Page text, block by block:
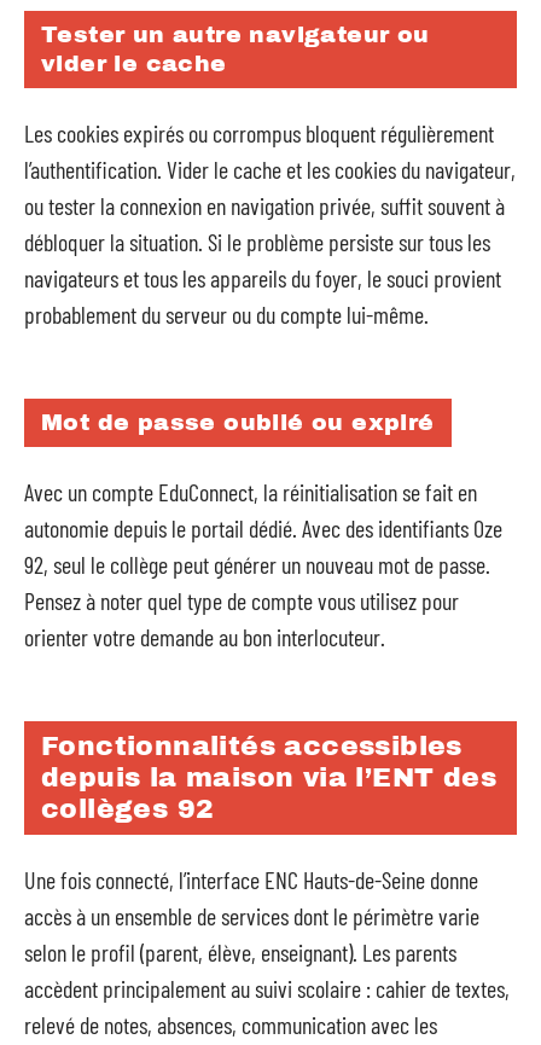
Tester un autre navigateur ou
vider le cache
Les cookies expirés ou corrompus bloquent régulièrement
l’authentification. Vider le cache et les cookies du navigateur,
ou tester la connexion en navigation privée, suffit souvent à
débloquer la situation. Si le problème persiste sur tous les
navigateurs et tous les appareils du foyer, le souci provient
probablement du serveur ou du compte lui-même.
Mot de passe oublié ou expiré
Avec un compte EduConnect, la réinitialisation se fait en
autonomie depuis le portail dédié. Avec des identifiants Oze
92, seul le collège peut générer un nouveau mot de passe.
Pensez à noter quel type de compte vous utilisez pour
orienter votre demande au bon interlocuteur.
Fonctionnalités accessibles
depuis la maison via l’ENT des
collèges 92
Une fois connecté, l’interface ENC Hauts-de-Seine donne
accès à un ensemble de services dont le périmètre varie
selon le profil (parent, élève, enseignant). Les parents
accèdent principalement au suivi scolaire : cahier de textes,
relevé de notes, absences, communication avec les